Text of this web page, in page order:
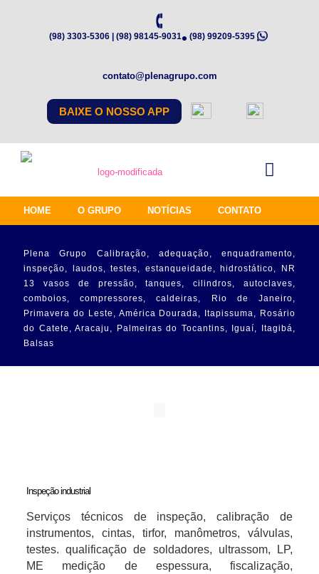
(98) 3303-5306 | (98) 98145-9031 (98) 99209-5395
contato@plenagrupo.com
BAIXE O NOSSO APP
HOME O GRUPO NOTÍCIAS CONTATO
Plena Grupo Calibração, adequação, enquadramento,
inspeção, laudos, testes, estanqueidade, hidrostático, NR
13 vasos de pressão, tanques, cilindros, autoclaves,
comboios, compressores, caldeiras, Rio de Janeiro,
Primavera do Leste, América Dourada, Itapissuma, Rosário
do Catete, Aracaju, Palmeiras do Tocantins, Iguaí, Itagibá,
Balsas
Inspeção industrial
Serviços técnicos de inspeção, calibração de
instrumentos, cintas, tirfor, manômetros, válvulas,
testes. qualificação de soldadores, ultrassom, LP,
ME medição de espessura, fiscalização,